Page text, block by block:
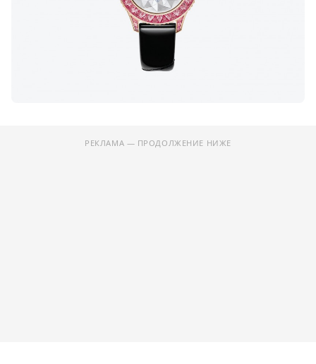
РЕКЛАМА — ПРОДОЛЖЕНИЕ НИЖЕ